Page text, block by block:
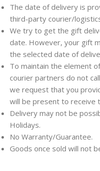
The date of delivery is
third-party courier/
We try to get the gift
date. However, your gift
the selected date of
To maintain the element
courier partners do not
we request that you
will be present to receive
Delivery may not be
Holidays.
No Warranty/Guarantee.
Goods once sold will not